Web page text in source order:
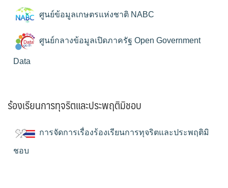
ศูนย์ข้อมูลเกษตรแห่งชาติ NABC
ศูนย์กลางข้อมูลเปิดภาครัฐ Open Government
Data
ร้องเรียนการทุจริตและประพฤติมิชอบ
การจัดการเรื่องร้องเรียนการทุจริตและประพฤติมิ
ชอบ